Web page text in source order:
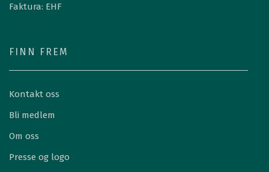
Faktura: EHF
FINN FREM
Kontakt oss
Bli medlem
Om oss
Presse og logo